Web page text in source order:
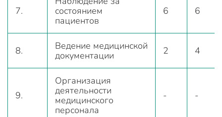
7.
состоянием
пациентов
6 6
8.
Ведение медицинской
документации
2 4
9.
Организация
деятельности
медицинского
персонала
- -